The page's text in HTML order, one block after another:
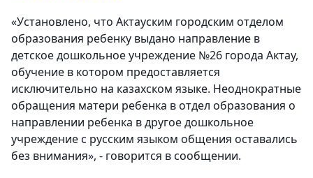
«Установлено, что Актауским городским отделом
образования ребенку выдано направление в
детское дошкольное учреждение №26 города Актау,
обучение в котором предоставляется
исключительно на казахском языке. Неоднократные
обращения матери ребенка в отдел образования о
направлении ребенка в другое дошкольное
учреждение с русским языком общения оставались
без внимания», - говорится в сообщении.